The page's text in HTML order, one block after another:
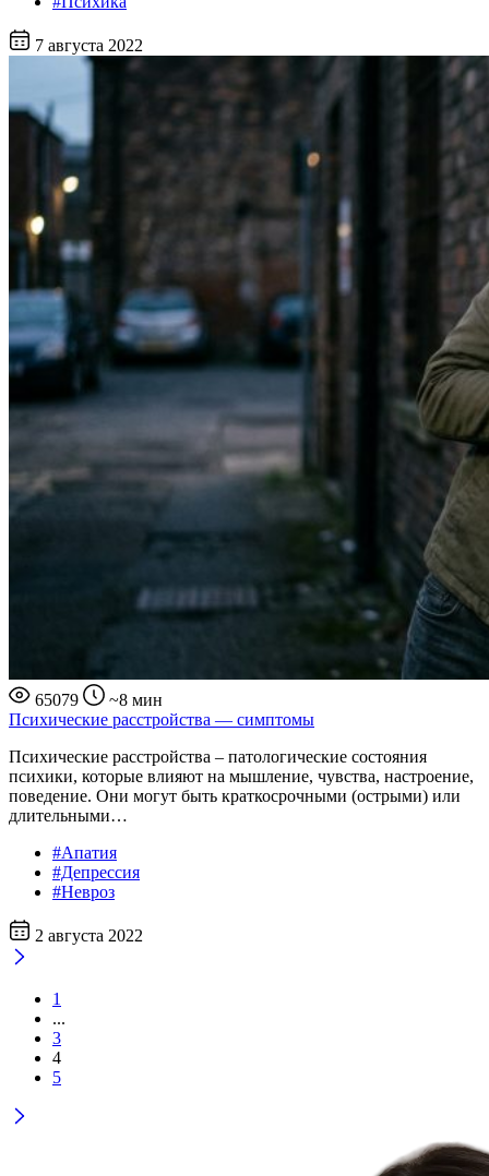
7 августа 2022
65079
~8 мин
Психические расстройства — симптомы
Психические расстройства – патологические состояния
психики, которые влияют на мышление, чувства, настроение,
поведение. Они могут быть краткосрочными (острыми) или
длительными…
#Апатия
#Депрессия
#Невроз
2 августа 2022
1
...
3
4
5